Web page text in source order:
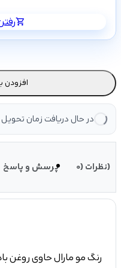
shopping_cart
افزودن
در حال دریافت زمان تحویل
پرسش و پاسخ نظرات (0)
رنگ مو مارال حاوی روغن